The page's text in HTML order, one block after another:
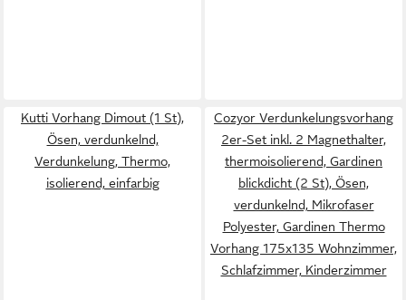
Kutti Vorhang Dimout (1 St),
Ösen, verdunkelnd,
Verdunkelung, Thermo,
isolierend, einfarbig
Cozyor Verdunkelungsvorhang
2er-Set inkl. 2 Magnethalter,
thermoisolierend, Gardinen
blickdicht (2 St), Ösen,
verdunkelnd, Mikrofaser
Polyester, Gardinen Thermo
Vorhang 175x135 Wohnzimmer,
Schlafzimmer, Kinderzimmer